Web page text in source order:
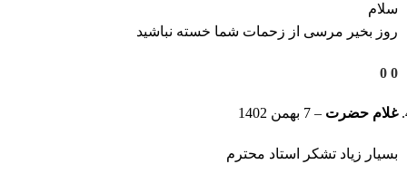
سلام
روز بخیر مرسی از زحمات شما خسته نباشید
0
0
غلام حضرت – 7 بهمن 1402
بسیار زیاد تشکر استاد محترم